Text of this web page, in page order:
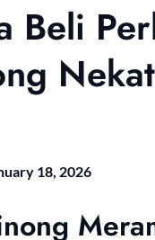
Beli
18, 2026